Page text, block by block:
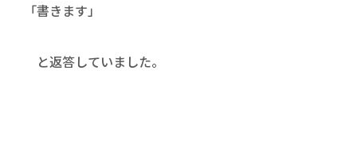
「書きます」
と返答していました。